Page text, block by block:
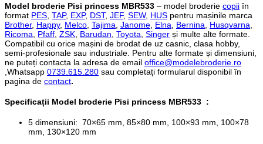
Model broderie Pisi princess MBR533 – model broderie copiiîn
format PES TAP, EXP, DST, JEF, SEW, HUS pentru mașinile marca
Brother, Happy, Melco Tajima Janome Elna Bernina Husqvarna
Ricoma
Pfaff ZSK Barudan Toyota Singer și multe alte formate.
Compatibil cu orice mașini de brodat de uz casnic, clasa hobby,
semi-profesionale sau industriale. Pentru alte formate și dimensiuni,
ne puteți contacta la adresa de email office@modelebroderie.ro
,Whatsapp 0739.615.280 sau completați formularul disponibil în
pagina de contact.
Specificații Model broderie Pisi princess MBR533 :
5 dimensiuni: 70×65 mm, 85×80 mm, 100×93 mm, 100×78
mm, 130×120 mm